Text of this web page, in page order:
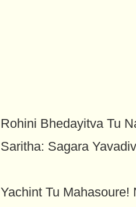
Rohini Bhedayitva Tu
Saritha: Sagara
Yachint Tu Mahasoure!